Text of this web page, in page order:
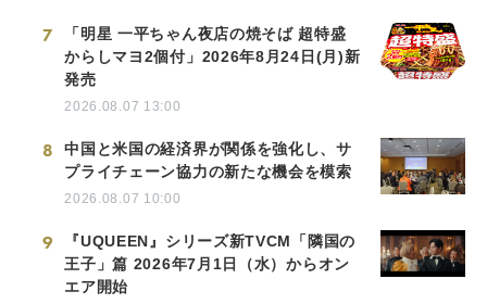
7
「明星 一平ちゃん夜店の焼そば 超特盛
からしマヨ2個付」2026年8月24日(月)新
発売
2026.08.07 13:00
8
中国と米国の経済界が関係を強化し、サ
プライチェーン協力の新たな機会を模索
2026.08.07 10:00
9
『UQUEEN』シリーズ新TVCM「隣国の
王子」篇 2026年7月1日（水）からオン
エア開始